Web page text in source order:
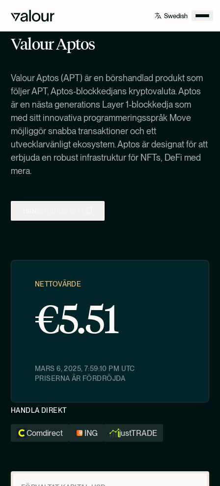
Valour Aptos
Valour Aptos (APT) är en börshandlad produkt som
följer APT, Aptos-blockkedjans kryptovaluta. Aptos
är en nästa generations Layer 1-blockkedja som
med sitt innovativa programmeringsspråk Move
möjliggör snabba transaktioner och ett
utvecklarvänligt ekosystem. Aptos är designat för att
erbjuda en robust infrastruktur för NFTs, DeFi med
mera.
NETTOVÄRDE
€5.51
MARS 6, 2025, 7:59:10 PM UTC
PRISERNA ÄR FÖRDRÖJDA
HANDLA DIREKT
Comdirect ING justTRADE